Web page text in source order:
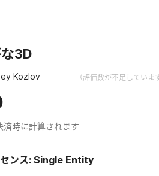
3D
Kozlov （評価数が不足していま
済時に計算されます
ンス: Single Entity